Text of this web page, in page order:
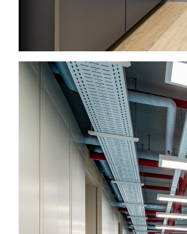
About
Company BRO
BRO Story
Organizational